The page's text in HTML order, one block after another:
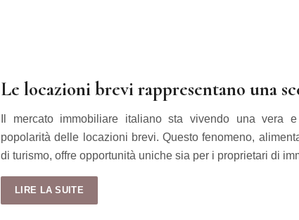
Le locazioni brevi rappresentano una
Il mercato immobiliare italiano sta vivendo una vera
popolarità delle locazioni brevi. Questo fenomeno,
di turismo, offre opportunità uniche sia per i proprietari di
LIRE LA SUITE